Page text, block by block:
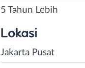
5 Tahun Lebih
Lokasi
Jakarta Pusat